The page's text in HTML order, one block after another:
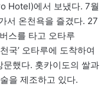
Hotel)에서 보냈다. 7월
서 온천욕을 즐겼다. 27
스를 타고 오타루
국’ 오타루에 도착하여
문했다. 홋카이도의 쌀과
을 제조하고 있다.